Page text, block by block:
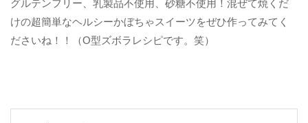
グルテンフリー、乳製品不使用、砂糖不使用！混ぜて焼くだ
けの超簡単なヘルシーかぼちゃスイーツをぜひ作ってみてく
ださいね！！（O型ズボラレシピです。笑）